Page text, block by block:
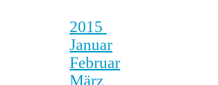
2015
Januar
Februar
März